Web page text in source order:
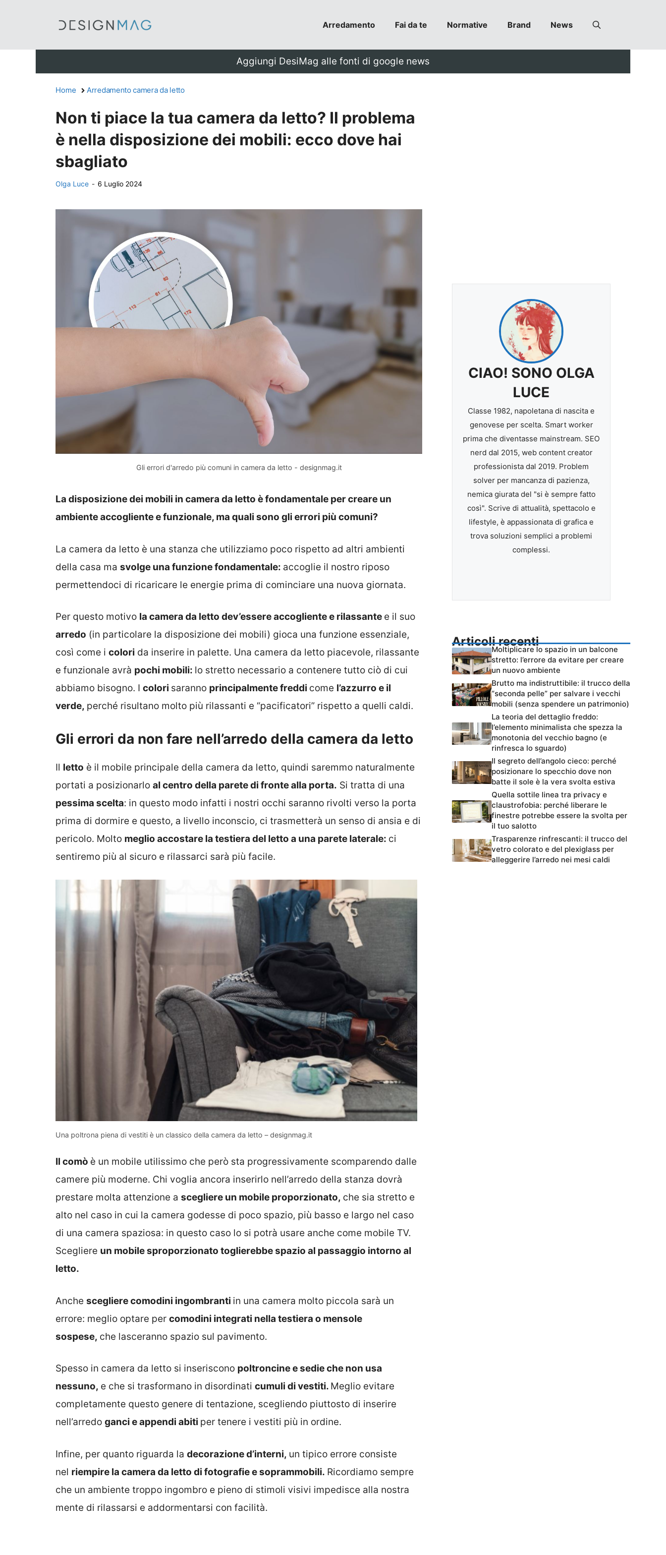
Arredamento Fai da te Normative Brand News
Aggiungi DesiMag alle fonti di google news
Home Arredamento camera da letto
Non ti piace la tua camera da letto? Il problema
è nella disposizione dei mobili: ecco dove hai
sbagliato
Olga Luce - 6 Luglio 2024
Gli errori d'arredo più comuni in camera da letto - designmag.it
La disposizione dei mobili in camera da letto è fondamentale per creare un
ambiente accogliente e funzionale, ma quali sono gli errori più comuni?
La camera da letto è una stanza che utilizziamo poco rispetto ad altri ambienti
della casa ma svolge una funzione fondamentale: accoglie il nostro riposo
permettendoci di ricaricare le energie prima di cominciare una nuova giornata.
Per questo motivo la camera da letto dev’essere accogliente e rilassante e il suo
arredo (in particolare la disposizione dei mobili) gioca una funzione essenziale,
così come i colori da inserire in palette. Una camera da letto piacevole, rilassante
e funzionale avrà pochi mobili: lo stretto necessario a contenere tutto ciò di cui
abbiamo bisogno. I colori saranno principalmente freddi come l’azzurro e il
verde, perché risultano molto più rilassanti e “pacificatori” rispetto a quelli caldi.
Gli errori da non fare nell’arredo della camera da letto
Il letto è il mobile principale della camera da letto, quindi saremmo naturalmente
portati a posizionarlo al centro della parete di fronte alla porta. Si tratta di una
pessima scelta: in questo modo infatti i nostri occhi saranno rivolti verso la porta
prima di dormire e questo, a livello inconscio, ci trasmetterà un senso di ansia e di
pericolo. Molto meglio accostare la testiera del letto a una parete laterale: ci
sentiremo più al sicuro e rilassarci sarà più facile.
Una poltrona piena di vestiti è un classico della camera da letto – designmag.it
Il comò è un mobile utilissimo che però sta progressivamente scomparendo dalle
camere più moderne. Chi voglia ancora inserirlo nell’arredo della stanza dovrà
prestare molta attenzione a scegliere un mobile proporzionato, che sia stretto e
alto nel caso in cui la camera godesse di poco spazio, più basso e largo nel caso
di una camera spaziosa: in questo caso lo si potrà usare anche come mobile TV.
Scegliere un mobile sproporzionato toglierebbe spazio al passaggio intorno al
letto.
Anche scegliere comodini ingombranti in una camera molto piccola sarà un
errore: meglio optare per comodini integrati nella testiera o mensole
sospese, che lasceranno spazio sul pavimento.
Spesso in camera da letto si inseriscono poltroncine e sedie che non usa
nessuno, e che si trasformano in disordinati cumuli di vestiti. Meglio evitare
completamente questo genere di tentazione, scegliendo piuttosto di inserire
nell’arredo ganci e appendi abiti per tenere i vestiti più in ordine.
Infine, per quanto riguarda la decorazione d’interni, un tipico errore consiste
nel riempire la camera da letto di fotografie e soprammobili. Ricordiamo sempre
che un ambiente troppo ingombro e pieno di stimoli visivi impedisce alla nostra
mente di rilassarsi e addormentarsi con facilità.
CIAO! SONO OLGA
LUCE
Classe 1982, napoletana di nascita e
genovese per scelta. Smart worker
prima che diventasse mainstream. SEO
nerd dal 2015, web content creator
professionista dal 2019. Problem
solver per mancanza di pazienza,
nemica giurata del "si è sempre fatto
così". Scrive di attualità, spettacolo e
lifestyle, è appassionata di grafica e
trova soluzioni semplici a problemi
complessi.
Articoli recenti
Moltiplicare lo spazio in un balcone
stretto: l’errore da evitare per creare
un nuovo ambiente
Brutto ma indistruttibile: il trucco della
“seconda pelle” per salvare i vecchi
mobili (senza spendere un patrimonio)
La teoria del dettaglio freddo:
l’elemento minimalista che spezza la
monotonia del vecchio bagno (e
rinfresca lo sguardo)
Il segreto dell’angolo cieco: perché
posizionare lo specchio dove non
batte il sole è la vera svolta estiva
Quella sottile linea tra privacy e
claustrofobia: perché liberare le
finestre potrebbe essere la svolta per
il tuo salotto
Trasparenze rinfrescanti: il trucco del
vetro colorato e del plexiglass per
alleggerire l’arredo nei mesi caldi